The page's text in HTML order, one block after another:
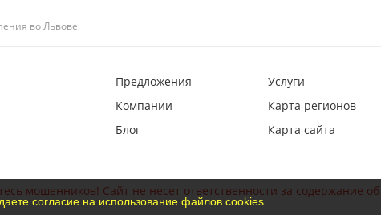
согласие на использование файлов cookies
во Львове
Предложения
Компании
Блог
Услуги
Карта регионов
Карта сайта
мошенников! Сайт не несет ответственности за содержание